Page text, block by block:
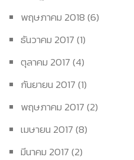
พฤษภาคม 2018(6)
ธันวาคม 2017(1)
ตุลาคม 2017(4)
กันยายน 2017(1)
พฤษภาคม 2017(2)
เมษายน 2017(8)
มีนาคม 2017(2)